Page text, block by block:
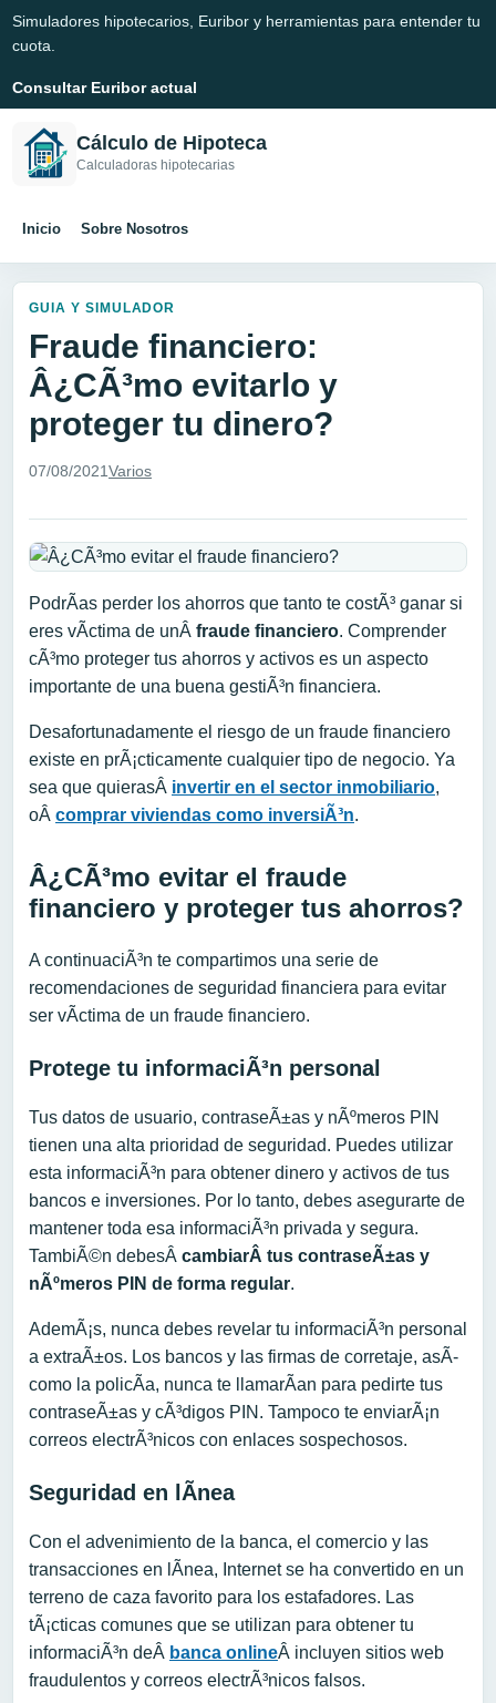
Simuladores hipotecarios, Euribor y herramientas para entender tu
cuota.
Consultar Euribor actual
Cálculo de Hipoteca
Calculadoras hipotecarias
Inicio Sobre Nosotros
GUIA Y SIMULADOR
Fraude financiero:
Â¿CÃ³mo evitarlo y
proteger tu dinero?
07/08/2021Varios
PodrÃ­as perder los ahorros que tanto te costÃ³ ganar si
eres vÃ­ctima de unÂ fraude financiero. Comprender
cÃ³mo proteger tus ahorros y activos es un aspecto
importante de una buena gestiÃ³n financiera.
Desafortunadamente el riesgo de un fraude financiero
existe en prÃ¡cticamente cualquier tipo de negocio. Ya
sea que quierasÂ invertir en el sector inmobiliario,
oÂ comprar viviendas como inversiÃ³n.
Â¿CÃ³mo evitar el fraude
financiero y proteger tus ahorros?
A continuaciÃ³n te compartimos una serie de
recomendaciones de seguridad financiera para evitar
ser vÃ­ctima de un fraude financiero.
Protege tu informaciÃ³n personal
Tus datos de usuario, contraseÃ±as y nÃºmeros PIN
tienen una alta prioridad de seguridad. Puedes utilizar
esta informaciÃ³n para obtener dinero y activos de tus
bancos e inversiones. Por lo tanto, debes asegurarte de
mantener toda esa informaciÃ³n privada y segura.
TambiÃ©n debesÂ cambiarÂ tus contraseÃ±as y
nÃºmeros PIN de forma regular.
AdemÃ¡s, nunca debes revelar tu informaciÃ³n personal
a extraÃ±os. Los bancos y las firmas de corretaje, asÃ­
como la policÃ­a, nunca te llamarÃ­an para pedirte tus
contraseÃ±as y cÃ³digos PIN. Tampoco te enviarÃ¡n
correos electrÃ³nicos con enlaces sospechosos.
Seguridad en lÃ­nea
Con el advenimiento de la banca, el comercio y las
transacciones en lÃ­nea, Internet se ha convertido en un
terreno de caza favorito para los estafadores. Las
tÃ¡cticas comunes que se utilizan para obtener tu
informaciÃ³n deÂ banca onlineÂ incluyen sitios web
fraudulentos y correos electrÃ³nicos falsos.